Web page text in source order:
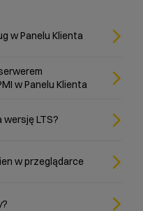
w Panelu Klienta
w Panelu Klienta
LTS?
w przeglądarce